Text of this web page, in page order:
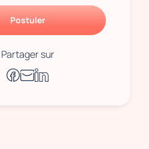
Postuler
Partager sur